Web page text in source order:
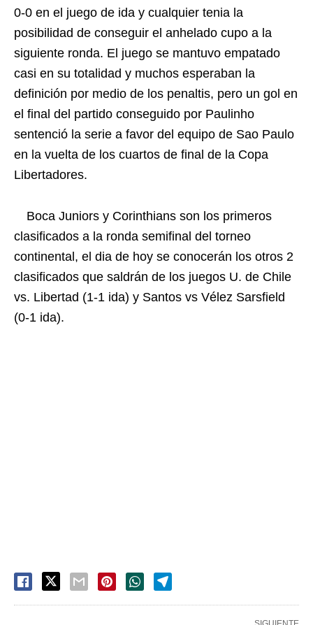
0-0 en el juego de ida y cualquier tenia la
posibilidad de conseguir el anhelado cupo a la
siguiente ronda. El juego se mantuvo empatado
casi en su totalidad y muchos esperaban la
definición por medio de los penaltis, pero un gol en
el final del partido conseguido por Paulinho
sentenció la serie a favor del equipo de Sao Paulo
en la vuelta de los cuartos de final de la Copa
Libertadores.
Boca Juniors y Corinthians son los primeros
clasificados a la ronda semifinal del torneo
continental, el dia de hoy se conocerán los otros 2
clasificados que saldrán de los juegos U. de Chile
vs. Libertad (1-1 ida) y Santos vs Vélez Sarsfield
(0-1 ida).